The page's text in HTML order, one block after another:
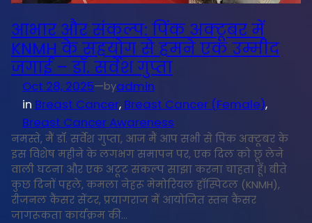
आभार और संकल्प: पिंक अक्टूबर में
KNMH के सहयोग से हमने एक उम्मीद
जगाई – डॉ. सर्वेश गुप्ता
Oct 28, 2025—byadmin
in Breast Cancer, Breast Cancer (Female)
Breast Cancer Awareness
नमस्ते, मैं डॉ. सर्वेश गुप्ता, आज मैं आप सभी से पिंक अक्टूबर के
इस विशेष महीने के लगभग समापन पर, एक दिल को छू लेने
वाली घटना और एक अटूट संकल्प साझा करना चाहता हूँ। बीते
कुछ दिनों पहले, कमला नेहरू मेमोरियल हॉस्पिटल (KNMH),
रीजनल कैंसर सेंटर, प्रयागराज में आयोजित स्तन कैंसर
जागरूकता कार्यक्रम की…